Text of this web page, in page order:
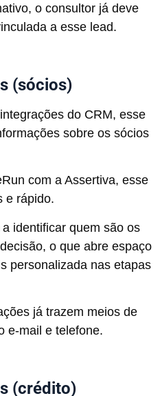
o consultor já deve
a esse lead.
(sócios)
do CRM, esse
sobre os sócios
com a Assertiva, esse
e rápido.
identificar quem são os
o que abre espaço
personalizada nas etapas
já trazem meios de
e-mail e telefone.
(crédito)